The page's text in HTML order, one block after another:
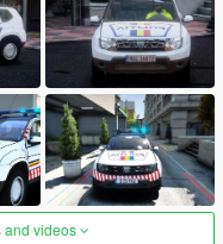
and videos